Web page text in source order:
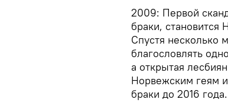
2009: Первой
браки,
Спустя несколько
благословлять
а открытая
Норвежским геям
браки до 2016 года.